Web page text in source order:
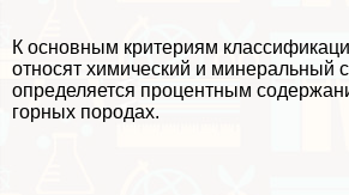
К основным критериям
относят химический и минеральный
определяется процентным
горных породах.